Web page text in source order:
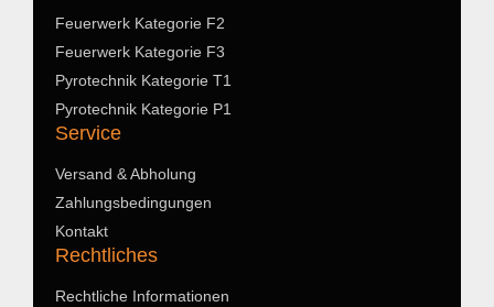
Feuerwerk Kategorie F2
Feuerwerk Kategorie F3
Pyrotechnik Kategorie T1
Pyrotechnik Kategorie P1
Service
Versand & Abholung
Zahlungsbedingungen
Kontakt
Rechtliches
Rechtliche Informationen